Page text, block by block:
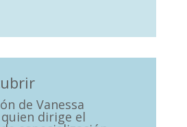
de Vanessa
dirige el